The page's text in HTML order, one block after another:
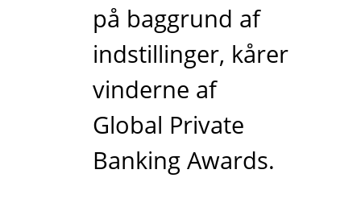
på baggrund af
indstillinger, kårer
vinderne af
Global Private
Banking Awards.